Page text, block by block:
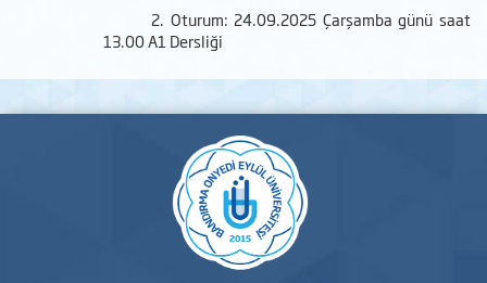
2. Oturum: 24.09.2025 Çarşamba günü saat
13.00 A1 Dersliği